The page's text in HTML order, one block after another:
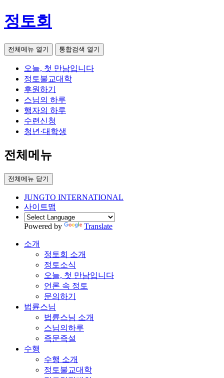
정토회
전체메뉴 열기 통합검색 열기
오늘, 첫 만남입니다
정토불교대학
후원하기
스님의 하루
행자의 하루
수련신청
청년·대학생
전체메뉴
전체메뉴 닫기
JUNGTO INTERNATIONAL
사이트맵
Powered by Translate
소개
정토회 소개
정토소식
오늘, 첫 만남입니다
언론 속 정토
문의하기
법륜스님
법륜스님 소개
스님의하루
즉문즉설
수행
수행 소개
정토불교대학